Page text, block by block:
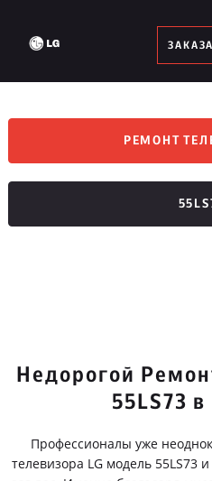
РЕМОНТ
Недорогой
55LS73
Профессионалы уже
телевизора LG модель 55LS73